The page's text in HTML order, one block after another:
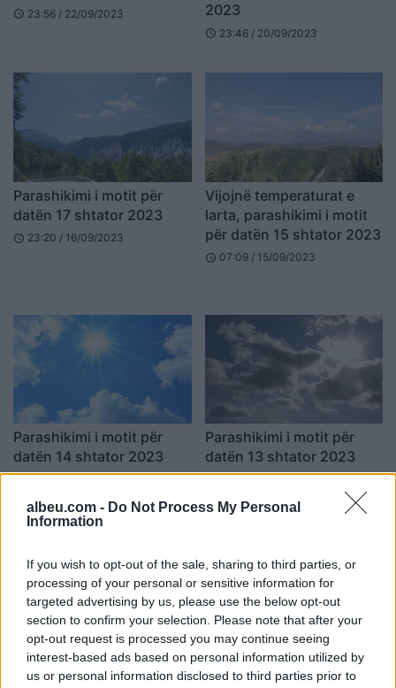
albeu.com - Do Not Process My Personal
Information
If you wish to opt-out of the sale, sharing to third parties, or
processing of your personal or sensitive information for
targeted advertising by us, please use the below opt-out
section to confirm your selection. Please note that after your
opt-out request is processed you may continue seeing
interest-based ads based on personal information utilized by
us or personal information disclosed to third parties prior to
schedule 23:56 / 22/09/2023 2023
schedule 23:46 / 20/09/2023
Parashikimi i motit për
datën 17 shtator 2023
schedule 23:20 / 16/09/2023
Vijojnë temperaturat e
larta, parashikimi i motit
për datën 15 shtator 2023
schedule 07:09 / 15/09/2023
Parashikimi i motit për
datën 14 shtator 2023
Parashikimi i motit për
datën 13 shtator 2023
Parashikimi i motit për
datën 12 shtator 2023
07:33 / 12/09/2023
Parashikimi i motit 8
shtator 2023, zonat ku
priten reshje shiu